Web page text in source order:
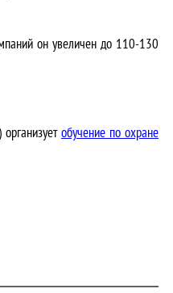
он увеличен до 110-130
обучение по охране